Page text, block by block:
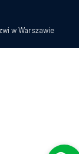
w Warszawie